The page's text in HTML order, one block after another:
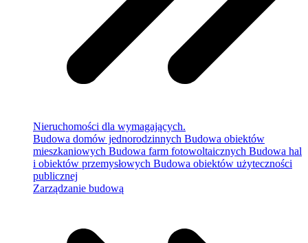
Nieruchomości dla wymagających.
Budowa domów jednorodzinnych Budowa obiektów
mieszkaniowych Budowa farm fotowoltaicznych Budowa hal
i obiektów przemysłowych Budowa obiektów użyteczności
publicznej
Zarządzanie budową